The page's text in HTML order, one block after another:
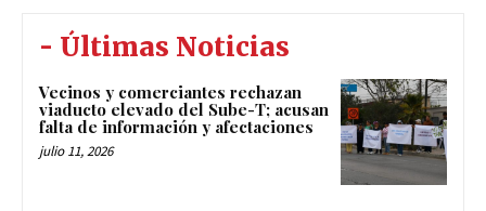
- Últimas Noticias
Vecinos y comerciantes rechazan
viaducto elevado del Sube-T; acusan
falta de información y afectaciones
julio 11, 2026